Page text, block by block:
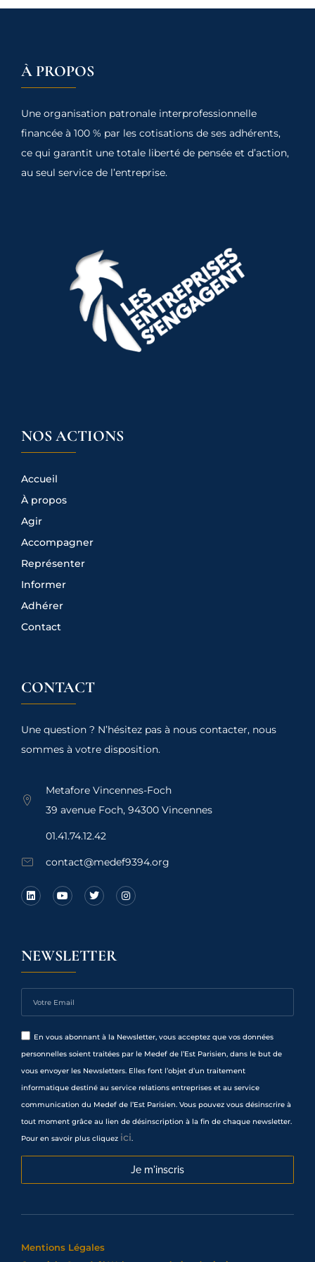
À PROPOS
Une organisation patronale interprofessionnelle
financée à 100 % par les cotisations de ses adhérents,
ce qui garantit une totale liberté de pensée et d’action,
au seul service de l’entreprise.
NOS ACTIONS
Accueil
À propos
Agir
Accompagner
Représenter
Informer
Adhérer
Contact
CONTACT
Une question ? N’hésitez pas à nous contacter, nous
sommes à votre disposition.
Metafore Vincennes-Foch
39 avenue Foch, 94300 Vincennes
01.41.74.12.42
contact@medef9394.org
NEWSLETTER
En vous abonnant à la Newsletter, vous acceptez que vos données
personnelles soient traitées par le Medef de l’Est Parisien, dans le but de
vous envoyer les Newsletters. Elles font l’objet d’un traitement
informatique destiné au service relations entreprises et au service
communication du Medef de l’Est Parisien. Vous pouvez vous désinscrire à
tout moment grâce au lien de désinscription à la fin de chaque newsletter.
Pour en savoir plus cliquez ici.
Je m'inscris
Mentions Légales